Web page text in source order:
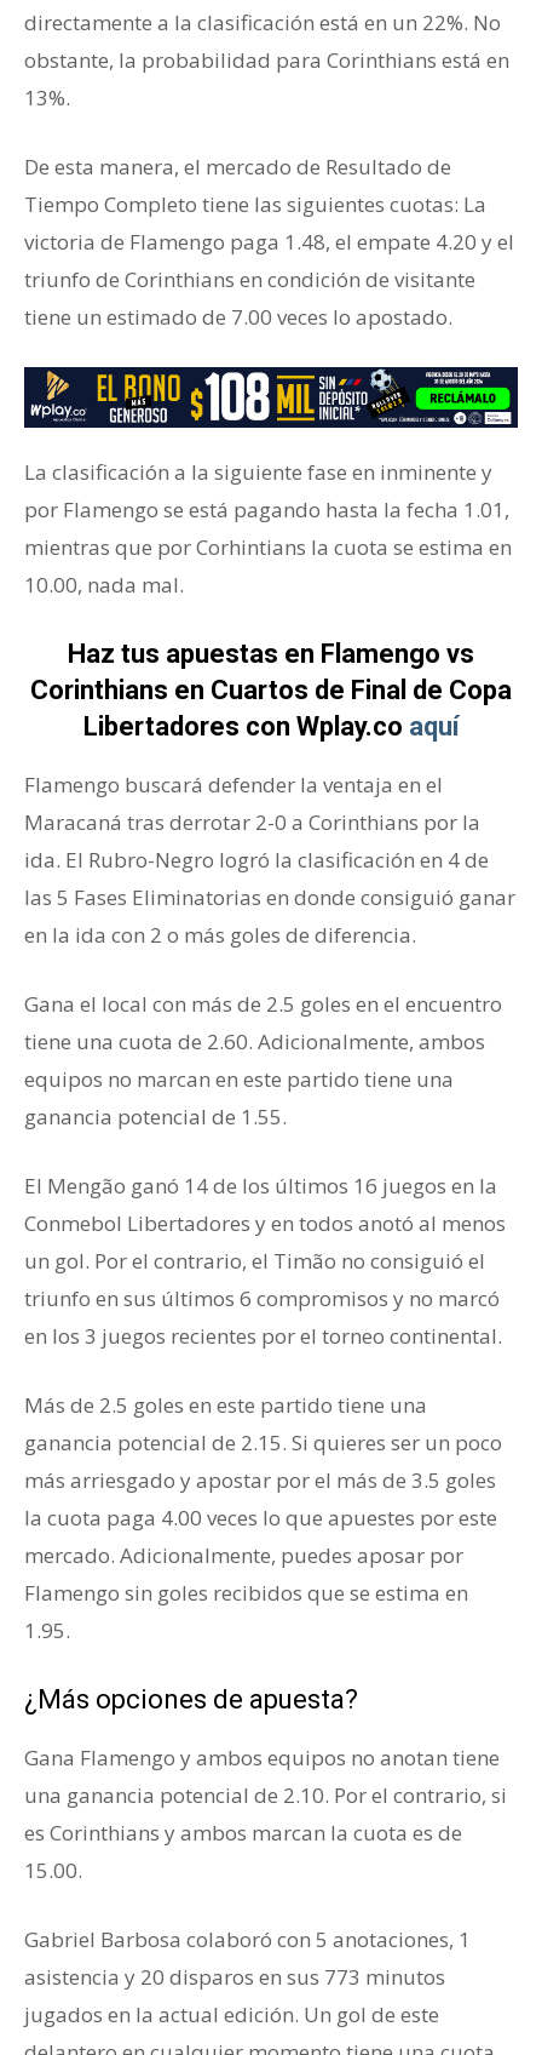
directamente a la clasificación está en un 22%. No
obstante, la probabilidad para Corinthians está en
13%.
De esta manera, el mercado de Resultado de
Tiempo Completo tiene las siguientes cuotas: La
victoria de Flamengo paga 1.48, el empate 4.20 y el
triunfo de Corinthians en condición de visitante
tiene un estimado de 7.00 veces lo apostado.
La clasificación a la siguiente fase en inminente y
por Flamengo se está pagando hasta la fecha 1.01,
mientras que por Corhintians la cuota se estima en
10.00, nada mal.
Haz tus apuestas en Flamengo vs
Corinthians en Cuartos de Final de Copa
Libertadores con Wplay.co aquí
Flamengo buscará defender la ventaja en el
Maracaná tras derrotar 2-0 a Corinthians por la
ida. El Rubro-Negro logró la clasificación en 4 de
las 5 Fases Eliminatorias en donde consiguió ganar
en la ida con 2 o más goles de diferencia.
Gana el local con más de 2.5 goles en el encuentro
tiene una cuota de 2.60. Adicionalmente, ambos
equipos no marcan en este partido tiene una
ganancia potencial de 1.55.
El Mengão ganó 14 de los últimos 16 juegos en la
Conmebol Libertadores y en todos anotó al menos
un gol. Por el contrario, el Timão no consiguió el
triunfo en sus últimos 6 compromisos y no marcó
en los 3 juegos recientes por el torneo continental.
Más de 2.5 goles en este partido tiene una
ganancia potencial de 2.15. Si quieres ser un poco
más arriesgado y apostar por el más de 3.5 goles
la cuota paga 4.00 veces lo que apuestes por este
mercado. Adicionalmente, puedes aposar por
Flamengo sin goles recibidos que se estima en
1.95.
¿Más opciones de apuesta?
Gana Flamengo y ambos equipos no anotan tiene
una ganancia potencial de 2.10. Por el contrario, si
es Corinthians y ambos marcan la cuota es de
15.00.
Gabriel Barbosa colaboró con 5 anotaciones, 1
asistencia y 20 disparos en sus 773 minutos
jugados en la actual edición. Un gol de este